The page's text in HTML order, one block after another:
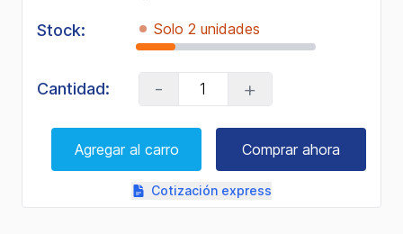
Stock: Solo 2 unidades
Cantidad: - +
Agregar al carro Comprar ahora
Cotización express